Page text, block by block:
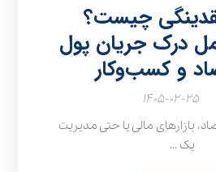
چیست؟
درک جریان پول
و کسب‌وکار
۱۴۰۵-۰۲-۲۵
بازارهای مالی یا حتی مدیریت
یک ...